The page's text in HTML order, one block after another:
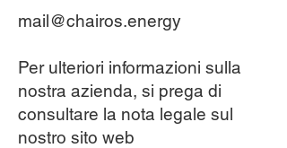
mail@chairos.energy
Per ulteriori informazioni sulla
nostra azienda, si prega di
consultare la nota legale sul
nostro sito web